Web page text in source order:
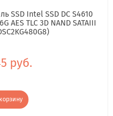
SSD Intel SSD DC S4610
AES TLC 3D NAND SATAIII
руб.